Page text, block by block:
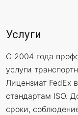
Услуги
С 2004 года
услуги
Лицензиат FedEx
стандартам ISO.
сроки,